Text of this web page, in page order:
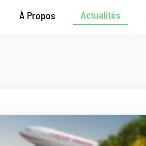
À Propos Actualités
À Propos Actualités